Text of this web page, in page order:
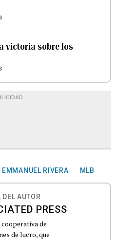
victoria sobre los
EMMANUEL RIVERA MLB
DEL AUTOR
PRESS
de
de lucro, que